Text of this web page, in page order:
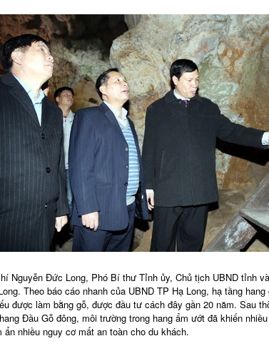
Nguyễn Đức Long, Phó Bí thư Tỉnh ủy, Chủ tịch UBND tỉnh
Theo báo cáo nhanh của UBND TP Hạ Long, hạ tầng
được làm bằng gỗ, được đầu tư cách đây gần 20 năm. Sau
Đầu Gỗ đông, môi trường trong hang ẩm ướt đã khiến
ẩn nhiều nguy cơ mất an toàn cho du khách.